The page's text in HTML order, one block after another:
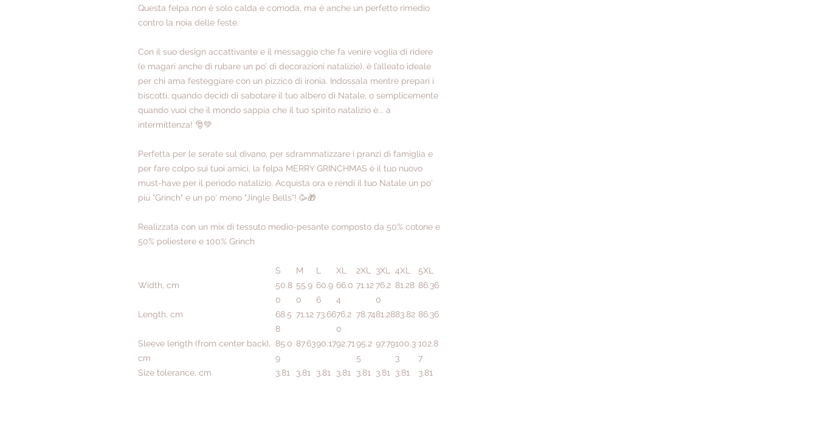
Questa felpa non è solo calda e comoda, ma è anche un perfetto rimedio
contro la noia delle feste.
Con il suo design accattivante e il messaggio che fa venire voglia di ridere
(e magari anche di rubare un po’ di decorazioni natalizie), è l’alleato ideale
per chi ama festeggiare con un pizzico di ironia. Indossala mentre prepari i
biscotti, quando decidi di sabotare il tuo albero di Natale, o semplicemente
quando vuoi che il mondo sappia che il tuo spirito natalizio è... a
intermittenza! 🎅💚
Perfetta per le serate sul divano, per sdrammatizzare i pranzi di famiglia e
per fare colpo sui tuoi amici, la felpa MERRY GRINCHMAS è il tuo nuovo
must-have per il periodo natalizio. Acquista ora e rendi il tuo Natale un po'
più "Grinch" e un po' meno "Jingle Bells"! 🥳🎁
Realizzata con un mix di tessuto medio-pesante composto da 50% cotone e
50% poliestere e 100% Grinch
S M L XL 2XL 3XL 4XL
5XL
Width, cm
50.8
0
55.9
0
60.9
6
66.0
4
71.1276.2
0
81.28 86.36
Length, cm
68.5
8
71.12 73.6676.2
0
78.7481.2883.82 86.36
Sleeve length (from center back),
cm
85.0
9
87.6390.1792.71 95.2
5
97.79100.3
3
102.8
7
Size tolerance, cm
3.81 3.81 3.81 3.81 3.81 3.81 3.81 3.81